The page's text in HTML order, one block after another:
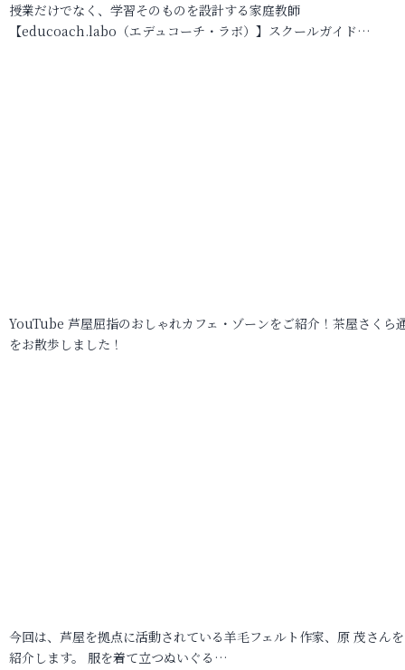
授業だけでなく、学習そのものを設計する家庭教師
【educoach.labo（エデュコーチ・ラボ）】スクールガイド…
YouTube 芦屋屈指のおしゃれカフェ・ゾーンをご紹介！茶屋さくら
をお散歩しました！
今回は、芦屋を拠点に活動されている羊毛フェルト作家、原 茂さん
紹介します。 服を着て立つぬいぐる…